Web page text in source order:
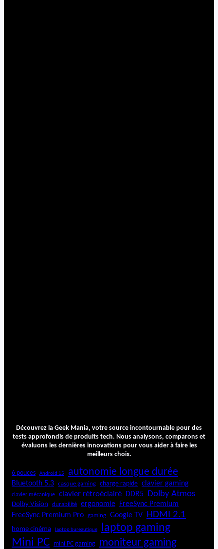
Découvrez la Geek Mania, votre source incontournable pour des
tests approfondis de produits tech. Nous analysons, comparons et
évaluons les dernières innovations pour vous aider à faire les
meilleurs choix.
6 pouces Android 15 autonomie longue durée
Bluetooth 5.3 casque gaming charge rapide clavier gaming
clavier mécanique clavier rétroéclairé DDR5 Dolby Atmos
Dolby Vision durabilité ergonomie
FreeSync Premium
FreeSync Premium Pro
gaming Google TV HDMI 2.1
home cinéma laptop bureautique laptop gaming
Mini PC mini PC gaming moniteur gaming